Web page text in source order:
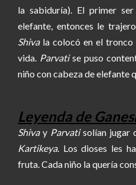
la sabiduría). El primer
elefante, entonces le
Shivala colocó en el tronco
vida. Parvatise puso
niño con cabeza de elefante
Leyenda de
Shivay Parvatisolían jugar
Kartikeya. Los dioses les
fruta. Cada niño la quería